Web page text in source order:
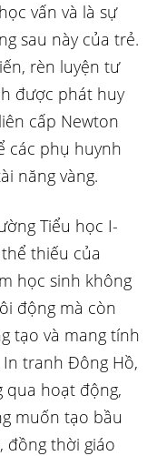
vấn và là sự
sau này của trẻ.
rèn luyện tư
được phát huy
cấp Newton
các phụ huynh
năng vàng.
Tiểu học I-
thiếu của
học sinh không
động mà còn
tạo và mang tính
tranh Đông Hồ,
qua hoạt động,
muốn tạo bầu
đồng thời giáo